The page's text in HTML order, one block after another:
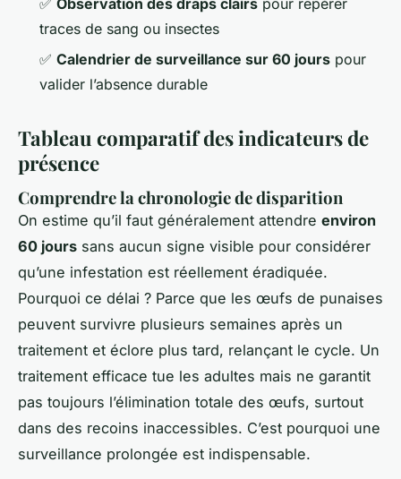
traces de sang ou insectes
✅ Calendrier de surveillance sur 60 jours pour
valider l’absence durable
Tableau comparatif des indicateurs de
présence
Comprendre la chronologie de disparition
On estime qu’il faut généralement attendre environ
60 jours sans aucun signe visible pour considérer
qu’une infestation est réellement éradiquée.
Pourquoi ce délai ? Parce que les œufs de punaises
peuvent survivre plusieurs semaines après un
traitement et éclore plus tard, relançant le cycle. Un
traitement efficace tue les adultes mais ne garantit
pas toujours l’élimination totale des œufs, surtout
dans des recoins inaccessibles. C’est pourquoi une
surveillance prolongée est indispensable.